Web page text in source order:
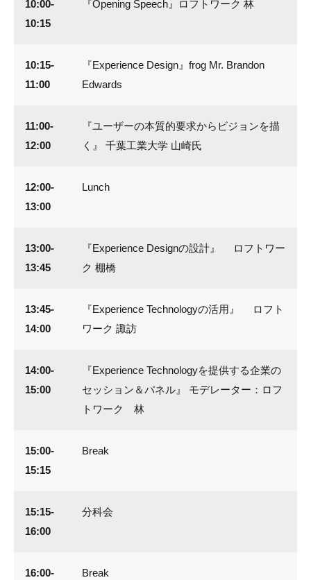
10:00-
10:15
『Opening Speech』ロフトワーク 林
10:15-
11:00
『Experience Design』frog Mr. Brandon
Edwards
11:00-
12:00
『ユーザーの本質的要求からビジョンを描
く』 千葉工業大学 山崎氏
12:00-
13:00
Lunch
13:00-
13:45
『Experience Designの設計』 ロフトワー
ク 棚橋
13:45-
14:00
『Experience Technologyの活用』 ロフト
ワーク 諏訪
14:00-
15:00
『Experience Technologyを提供する企業の
セッション＆パネル』 モデレーター：ロフ
トワーク 林
15:00-
15:15
Break
15:15-
16:00
分科会
16:00-
Break